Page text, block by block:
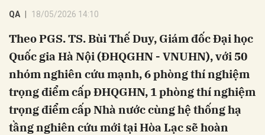
QA 18/05/2026 14:10
Theo PGS. TS. Bùi Thế Duy, Giám đốc Đại học
Quốc gia Hà Nội (ĐHQGHN - VNUHN), với 50
nhóm nghiên cứu mạnh, 6 phòng thí nghiệm
trọng điểm cấp ĐHQGHN, 1 phòng thí nghiệm
trọng điểm cấp Nhà nước cùng hệ thống hạ
tầng nghiên cứu mới tại Hòa Lạc sẽ hoàn
Hủy Gửi